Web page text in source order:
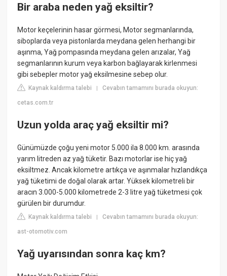
Bir araba neden yağ eksiltir?
Motor keçelerinin hasar görmesi, Motor segmanlarında,
siboplarda veya pistonlarda meydana gelen herhangi bir
aşınma, Yağ pompasında meydana gelen arızalar, Yağ
segmanlarının kurum veya karbon bağlayarak kirlenmesi
gibi sebepler motor yağ eksilmesine sebep olur.
Kaynak kaldırma talebi |Cevabın tamamını burada okuyun:
cetas.com.tr
Uzun yolda araç yağ eksiltir mi?
Günümüzde çoğu yeni motor 5.000 ila 8.000 km. arasında
yarım litreden az yağ tüketir. Bazı motorlar ise hiç yağ
eksiltmez. Ancak kilometre artıkça ve aşınmalar hızlandıkça
yağ tüketimi de doğal olarak artar. Yüksek kilometreli bir
aracın 3.000-5.000 kilometrede 2-3 litre yağ tüketmesi çok
gürülen bir durumdur.
Kaynak kaldırma talebi |Cevabın tamamını burada okuyun:
ast-otomotiv.com
Yağ uyarısından sonra kaç km?